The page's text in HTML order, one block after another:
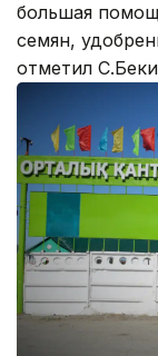
большая
семян,
отметил